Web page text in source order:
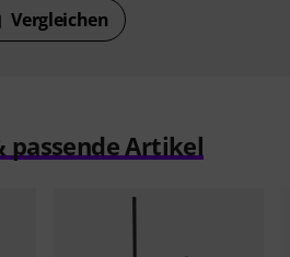
Vergleichen
passende Artikel